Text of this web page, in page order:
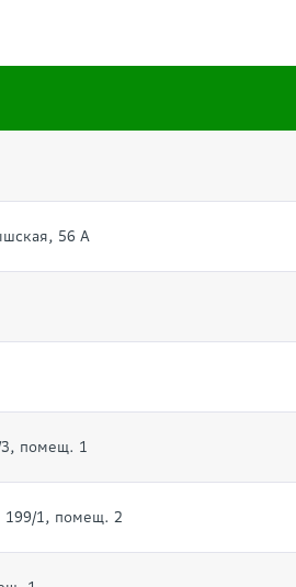
56 А
помещ. 1
199/1, помещ. 2